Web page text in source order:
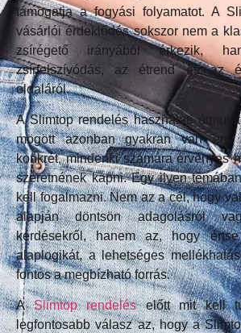
támogatja a fogyási folyamatot. A
vásárlói érdeklődés sokszor nem a
zsírégető irányából érkezik,
zsírfelszívódás, az étrend és az
oldaláról.
A Slimtop rendelés használati
mögött azonban gyakran van egy
konkrét, mindenki számára érvényes
szeretnének kapni. Egy ilyen
kell fogalmazni. Nem az a cél, hogy
alapján döntsön adagolásról
kérdésekről, hanem az, hogy
alaplogikát, a lehetséges
fontos a megbízható forrás.
ASlimtop rendeléselőtt mit kell
legfontosabb válasz az, hogy a